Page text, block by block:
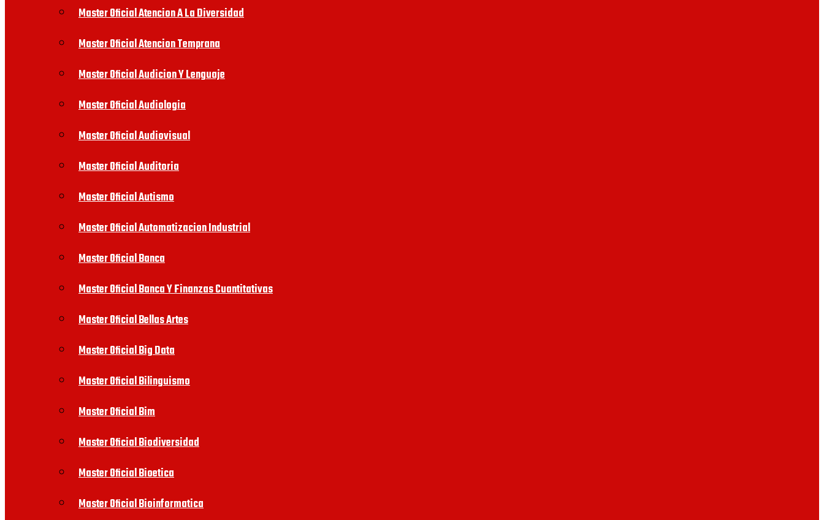
Master Oficial Atencion A La Diversidad
Master Oficial Atencion Temprana
Master Oficial Audicion Y Lenguaje
Master Oficial Audiologia
Master Oficial Audiovisual
Master Oficial Auditoria
Master Oficial Autismo
Master Oficial Automatizacion Industrial
Master Oficial Banca
Master Oficial Banca Y Finanzas Cuantitativas
Master Oficial Bellas Artes
Master Oficial Big Data
Master Oficial Bilinguismo
Master Oficial Bim
Master Oficial Biodiversidad
Master Oficial Bioetica
Master Oficial Bioinformatica